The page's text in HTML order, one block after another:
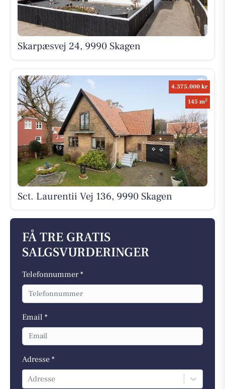
Skarpæsvej 24, 9990 Skagen
4.375.000 kr
145 m2
Sct. Laurentii Vej 136, 9990 Skagen
FÅ TRE GRATIS
SALGSVURDERINGER
Telefonnummer *
Email *
Adresse *
Adresse